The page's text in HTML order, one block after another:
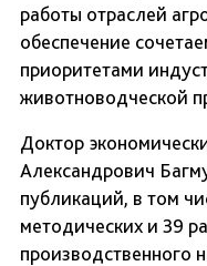
работы отраслей
обеспечение
приоритетами
животноводческой
Доктор
Александрович
публикаций, в том
методических и 39
производственного